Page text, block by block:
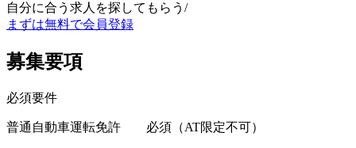
自分に合う求人を探してもらう /
まずは無料で会員登録
募集要項
必須要件
普通自動車運転免許 必須（AT限定不可）